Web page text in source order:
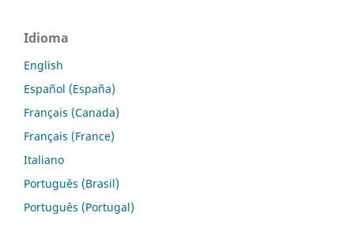
Idioma
English
Español (España)
Français (Canada)
Français (France)
Italiano
Português (Brasil)
Português (Portugal)